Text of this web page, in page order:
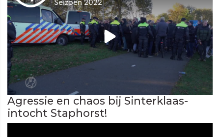
Agressie en chaos bij Sinterklaas-
intocht Staphorst!